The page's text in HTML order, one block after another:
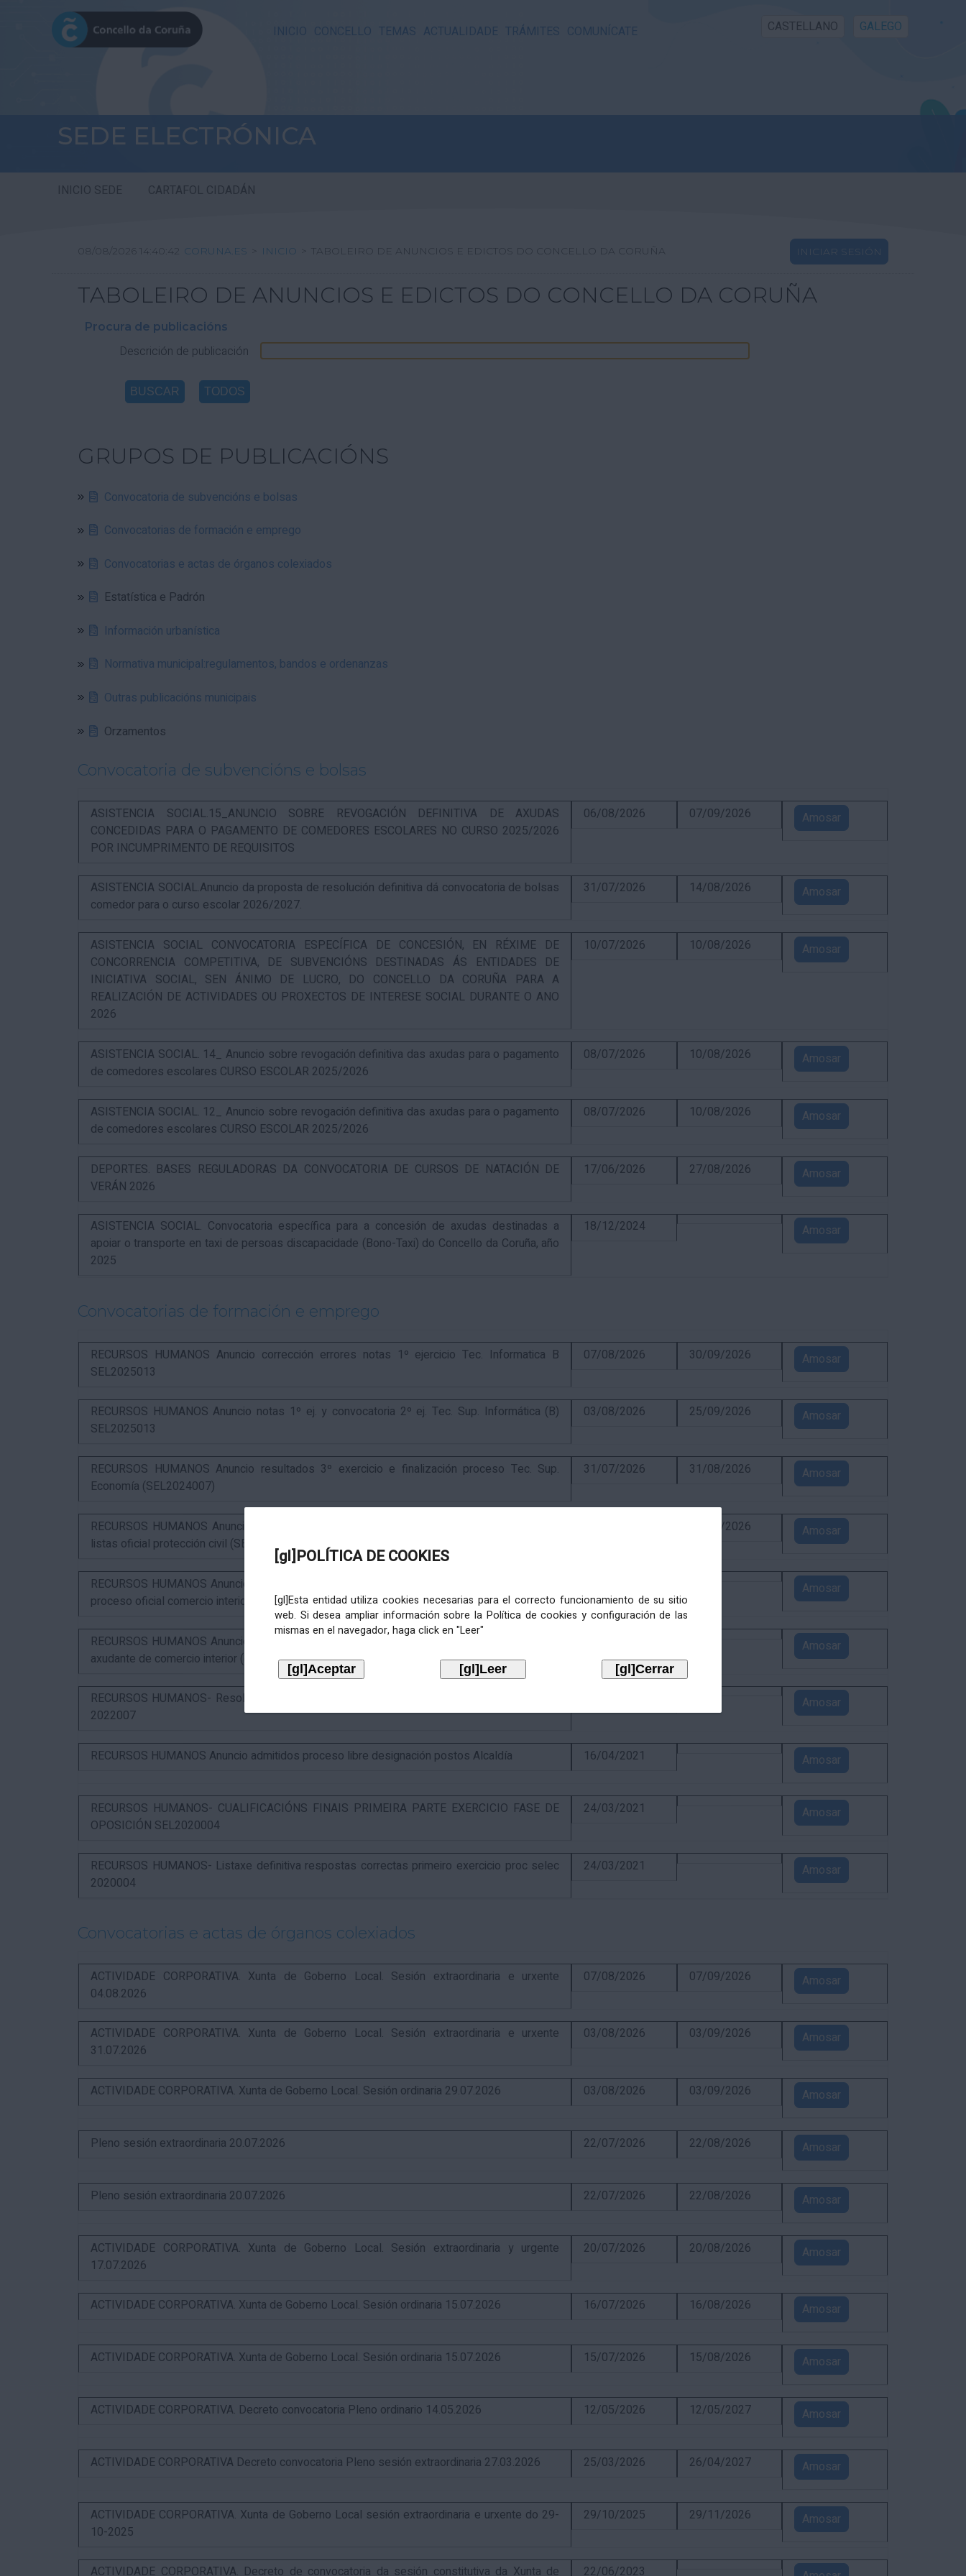
INICIO CONCELLO TEMAS ACTUALIDADE TRÁMITES COMUNÍCATE CASTELLANO GALEGO
SEDE ELECTRÓNICA
INICIO SEDE CARTAFOL CIDADÁN
[gl]POLÍTICA DE COOKIES
[gl]Esta entidad utiliza cookies necesarias para el correcto funcionamiento de su sitio
web. Si desea ampliar información sobre la Política de cookies y configuración de las
mismas en el navegador, haga click en "Leer"
08/08/2026 14:40:43 CORUNA.ES > INICIO > TABOLEIRO DE ANUNCIOS E EDICTOS DO CONCELLO DA CORUÑA INICIAR SESIÓN
TABOLEIRO DE ANUNCIOS E EDICTOS DO CONCELLO DA CORUÑA
Procura de publicacións
Descrición de publicación
GRUPOS DE PUBLICACIÓNS
Convocatoria de subvencións e bolsas
Convocatorias de formación e emprego
Convocatorias e actas de órganos colexiados
Estatística e Padrón
Información urbanística
Normativa municipal:regulamentos, bandos e ordenanzas
Outras publicacións municipais
Orzamentos
Convocatoria de subvencións e bolsas
ASISTENCIA SOCIAL.15_ANUNCIO SOBRE REVOGACIÓN DEFINITIVA DE AXUDAS
CONCEDIDAS PARA O PAGAMENTO DE COMEDORES ESCOLARES NO CURSO 2025/2026
POR INCUMPRIMENTO DE REQUISITOS
06/08/2026 07/09/2026 Amosar
ASISTENCIA SOCIAL.Anuncio da proposta de resolución definitiva dá convocatoria de bolsas
comedor para o curso escolar 2026/2027.
31/07/2026 14/08/2026 Amosar
ASISTENCIA SOCIAL CONVOCATORIA ESPECÍFICA DE CONCESIÓN, EN RÉXIME DE
CONCORRENCIA COMPETITIVA, DE SUBVENCIÓNS DESTINADAS ÁS ENTIDADES DE
INICIATIVA SOCIAL, SEN ÁNIMO DE LUCRO, DO CONCELLO DA CORUÑA PARA A
REALIZACIÓN DE ACTIVIDADES OU PROXECTOS DE INTERESE SOCIAL DURANTE O ANO
2026
10/07/2026 10/08/2026 Amosar
ASISTENCIA SOCIAL. 14_ Anuncio sobre revogación definitiva das axudas para o pagamento
de comedores escolares CURSO ESCOLAR 2025/2026
08/07/2026 10/08/2026 Amosar
ASISTENCIA SOCIAL. 12_ Anuncio sobre revogación definitiva das axudas para o pagamento
de comedores escolares CURSO ESCOLAR 2025/2026
08/07/2026 10/08/2026 Amosar
DEPORTES. BASES REGULADORAS DA CONVOCATORIA DE CURSOS DE NATACIÓN DE
VERÁN 2026
17/06/2026 27/08/2026 Amosar
ASISTENCIA SOCIAL. Convocatoria específica para a concesión de axudas destinadas a
apoiar o transporte en taxi de persoas discapacidade (Bono-Taxi) do Concello da Coruña, año
2025
18/12/2024 Amosar
Convocatorias de formación e emprego
RECURSOS HUMANOS Anuncio corrección errores notas 1º ejercicio Tec. Informatica B
SEL2025013
07/08/2026 30/09/2026 Amosar
RECURSOS HUMANOS Anuncio notas 1º ej. y convocatoria 2º ej. Tec. Sup. Informática (B)
SEL2025013
03/08/2026 25/09/2026 Amosar
RECURSOS HUMANOS Anuncio resultados 3º exercicio e finalización proceso Tec. Sup.
Economía (SEL2024007)
31/07/2026 31/08/2026 Amosar
RECURSOS HUMANOS Anuncio resultados 1º exercicio e anuncio final proceso elaboración
listas oficial protección civil (SEL2026016)
24/08/2026 Amosar
RECURSOS HUMANOS Anuncio resultados 2º exercicio e puntuación provisional de concurso
proceso oficial comercio interior (SEL2023015
Amosar
RECURSOS HUMANOS Anuncio puntuación definitiva concurso e anuncio final do proceso de
axudante de comercio interior (estabilización)
Amosar
RECURSOS HUMANOS- Resolución das alegacións ao segundo exercicio proceso selectivo
2022007
Amosar
RECURSOS HUMANOS Anuncio admitidos proceso libre designación postos Alcaldía 16/04/2021 Amosar
RECURSOS HUMANOS- CUALIFICACIÓNS FINAIS PRIMEIRA PARTE EXERCICIO FASE DE
OPOSICIÓN SEL2020004
24/03/2021 Amosar
RECURSOS HUMANOS- Listaxe definitiva respostas correctas primeiro exercicio proc selec
2020004
24/03/2021 Amosar
Convocatorias e actas de órganos colexiados
ACTIVIDADE CORPORATIVA. Xunta de Goberno Local. Sesión extraordinaria e urxente
04.08.2026
07/08/2026 07/09/2026 Amosar
ACTIVIDADE CORPORATIVA. Xunta de Goberno Local. Sesión extraordinaria e urxente
31.07.2026
03/08/2026 03/09/2026 Amosar
ACTIVIDADE CORPORATIVA. Xunta de Goberno Local. Sesión ordinaria 29.07.2026 03/08/2026 03/09/2026 Amosar
Pleno sesión extraordinaria 20.07.2026 22/07/2026 22/08/2026 Amosar
Pleno sesión extraordinaria 20.07.2026 22/07/2026 22/08/2026 Amosar
ACTIVIDADE CORPORATIVA. Xunta de Goberno Local. Sesión extraordinaria y urgente
17.07.2026
20/07/2026 20/08/2026 Amosar
ACTIVIDADE CORPORATIVA. Xunta de Goberno Local. Sesión ordinaria 15.07.2026 16/07/2026 16/08/2026 Amosar
ACTIVIDADE CORPORATIVA. Xunta de Goberno Local. Sesión ordinaria 15.07.2026 15/07/2026 15/08/2026 Amosar
ACTIVIDADE CORPORATIVA. Decreto convocatoria Pleno ordinario 14.05.2026 12/05/2026 12/05/2027 Amosar
ACTIVIDADE CORPORATIVA Decreto convocatoria Pleno sesión extraordinaria 27.03.2026 25/03/2026 26/04/2027 Amosar
ACTIVIDADE CORPORATIVA. Xunta de Goberno Local sesión extraordinaria e urxente do 29-
10-2025
29/10/2025 29/11/2026 Amosar
ACTIVIDADE CORPORATIVA. Decreto de convocatoria da sesión constitutiva da Xunta de 22/06/2023